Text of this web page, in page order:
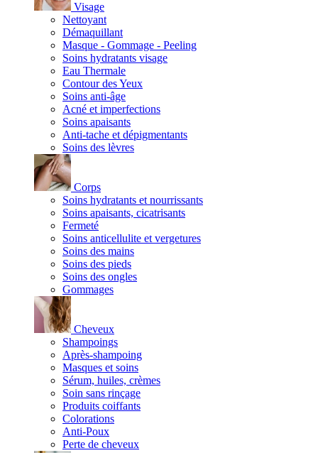
Visage
Nettoyant
Démaquillant
Masque - Gommage - Peeling
Soins hydratants visage
Eau Thermale
Contour des Yeux
Soins anti-âge
Acné et imperfections
Soins apaisants
Anti-tache et dépigmentants
Soins des lèvres
Corps
Soins hydratants et nourrissants
Soins apaisants, cicatrisants
Fermeté
Soins anticellulite et vergetures
Soins des mains
Soins des pieds
Soins des ongles
Gommages
Cheveux
Shampoings
Après-shampoing
Masques et soins
Sérum, huiles, crèmes
Soin sans rinçage
Produits coiffants
Colorations
Anti-Poux
Perte de cheveux